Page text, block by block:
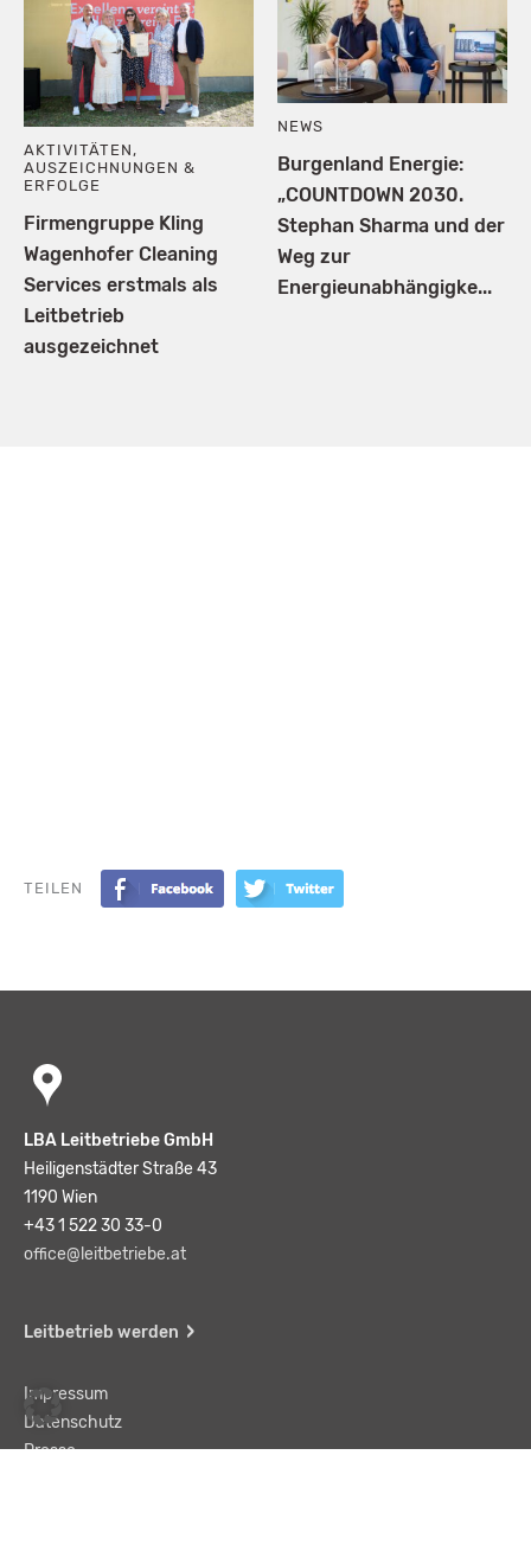
AKTIVITÄTEN,
AUSZEICHNUNGEN &
ERFOLGE
Firmengruppe Kling
Wagenhofer Cleaning
Services erstmals als
Leitbetrieb
ausgezeichnet
NEWS
Burgenland Energie:
„COUNTDOWN 2030.
Stephan Sharma und der
Weg zur
Energieunabhängigke...
TEILEN
LBA Leitbetriebe GmbH
Heiligenstädter Straße 43
1190 Wien
+43 1 522 30 33-0
office@leitbetriebe.at
Leitbetrieb werden
Impressum
Datenschutz
Presse